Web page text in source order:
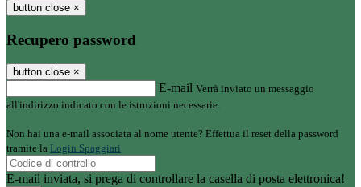
button close ×
Recupero password
button close ×
E-mail Verrà inviato un messaggio
all'indirizzo indicato con le istruzioni necessarie.
Non hai una e-mail associata al nome utente? Effettua il reset della password
tramite la Login Spaggiari
E-mail inviata, si prega di controllare la casella di posta elettronica!